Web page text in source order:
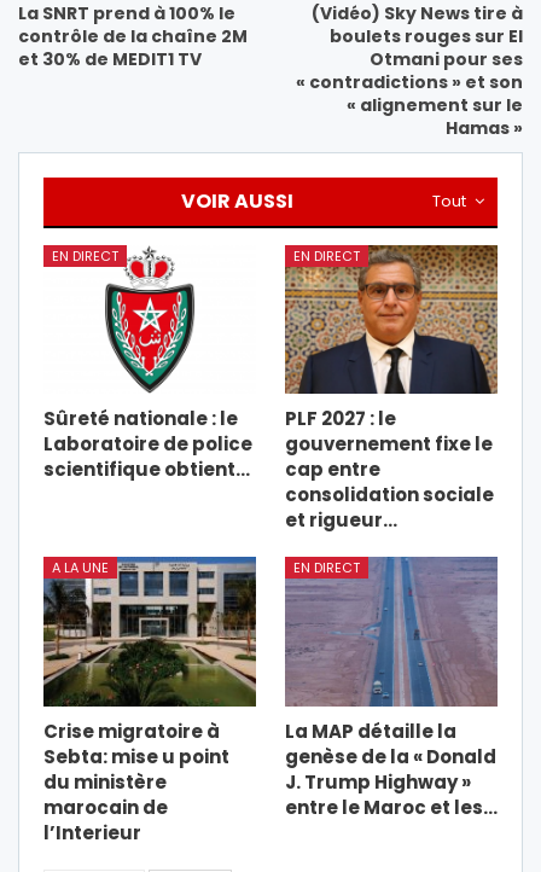
La SNRT prend à 100% le
contrôle de la chaîne 2M
et 30% de MEDIT1 TV
(Vidéo) Sky News tire à
boulets rouges sur El
Otmani pour ses
« contradictions » et son
« alignement sur le
Hamas »
Tout
VOIR AUSSI
EN DIRECT
Sûreté nationale : le
Laboratoire de police
scientifique obtient…
EN DIRECT
PLF 2027 : le
gouvernement fixe le
cap entre
consolidation sociale
et rigueur…
A LA UNE
Crise migratoire à
Sebta: mise u point
du ministère
marocain de
l’Interieur
EN DIRECT
La MAP détaille la
genèse de la « Donald
J. Trump Highway »
entre le Maroc et les…